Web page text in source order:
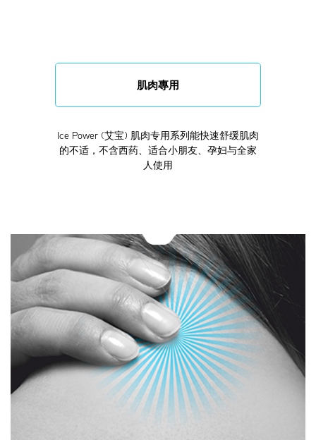
肌肉專用
Ice Power (艾宝) 肌肉专用系列能快速舒缓肌肉
的不适，不含西药、适合小朋友、孕妇与全家
人使用